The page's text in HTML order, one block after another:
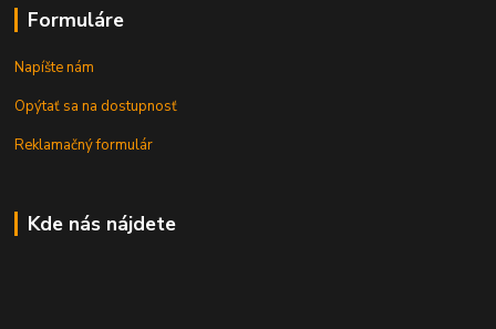
Formuláre
Napíšte nám
Opýtať sa na dostupnosť
Reklamačný formulár
Kde nás nájdete